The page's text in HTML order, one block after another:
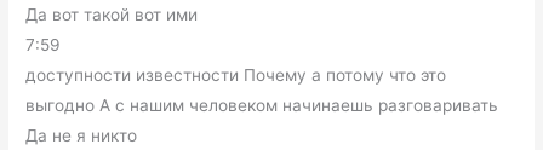
Да вот такой вот ими
7:59
доступности известности Почему а потому что это
выгодно А с нашим человеком начинаешь разговаривать
Да не я никто